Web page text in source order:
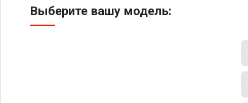
Выберите вашу модель: